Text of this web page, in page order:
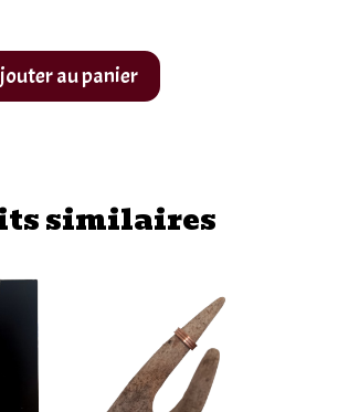
au panier
similaires